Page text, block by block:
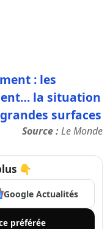
: les
la situation
surfaces
Source :Le Monde
👇
Google Actualités
préférée